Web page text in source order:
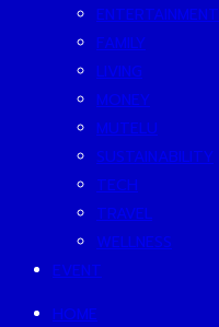
ENTERTAINMENT
FAMILY
LIVING
MONEY
MUTELU
SUSTAINABILITY
TECH
TRAVEL
WELLNESS
EVENT
HOME